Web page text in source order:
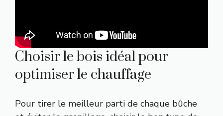
Choisir le bois idéal pour
optimiser le chauffage
Pour tirer le meilleur parti de chaque bûche